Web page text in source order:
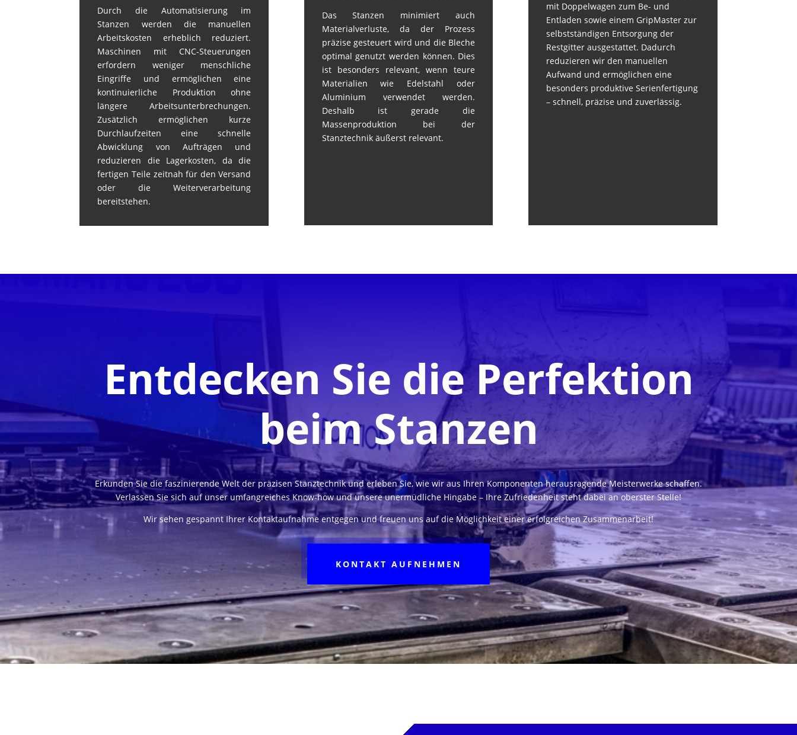
Durch die Automatisierung im
Stanzen werden die manuellen
Arbeitskosten erheblich reduziert.
Maschinen mit CNC-Steuerungen
erfordern weniger menschliche
Eingriffe und ermöglichen eine
kontinuierliche Produktion ohne
längere Arbeitsunterbrechungen.
Zusätzlich ermöglichen kurze
Durchlaufzeiten eine schnelle
Abwicklung von Aufträgen und
reduzieren die Lagerkosten, da die
fertigen Teile zeitnah für den Versand
oder die Weiterverarbeitung
bereitstehen.
Das Stanzen minimiert auch
Materialverluste, da der Prozess
präzise gesteuert wird und die Bleche
optimal genutzt werden können. Dies
ist besonders relevant, wenn teure
Materialien wie Edelstahl oder
Aluminium verwendet werden.
Deshalb ist gerade die
Massenproduktion bei der
Stanztechnik äußerst relevant.
mit Doppelwagen zum Be- und
Entladen sowie einem GripMaster zur
selbstständigen Entsorgung der
Restgitter ausgestattet. Dadurch
reduzieren wir den manuellen
Aufwand und ermöglichen eine
besonders produktive Serienfertigung
– schnell, präzise und zuverlässig.
Entdecken Sie die Perfektion
beim Stanzen
Erkunden Sie die faszinierende Welt der präzisen Stanztechnik und erleben Sie, wie wir aus Ihren Komponenten herausragende Meisterwerke schaffen.
Verlassen Sie sich auf unser umfangreiches Know-how und unsere unermüdliche Hingabe – Ihre Zufriedenheit steht dabei an oberster Stelle!
Wir sehen gespannt Ihrer Kontaktaufnahme entgegen und freuen uns auf die Möglichkeit einer erfolgreichen Zusammenarbeit!
KONTAKT AUFNEHMEN